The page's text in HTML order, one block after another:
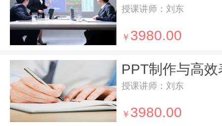
授课讲师：刘东
￥ 3980.00
授课讲师：刘东
￥ 3980.00